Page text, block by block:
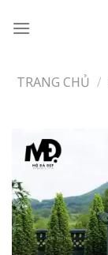
TRANG CHỦ /